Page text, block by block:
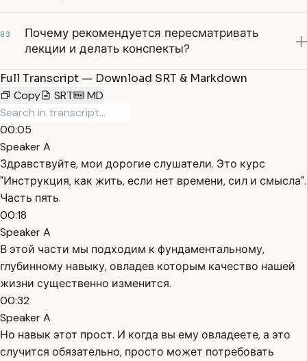
03
Почему рекомендуется пересматривать
лекции и делать конспекты?
Full Transcript — Download SRT & Markdown
Copy
SRT MD
00:05
Speaker A
Здравствуйте, мои дорогие слушатели. Это курс
"Инструкция, как жить, если нет времени, сил и смысла".
Часть пять.
00:18
Speaker A
В этой части мы подходим к фундаментальному,
глубинному навыку, овладев которым качество нашей
жизни существенно изменится.
00:32
Speaker A
Но навык этот прост. И когда вы ему овладеете, а это
случится обязательно, просто может потребовать